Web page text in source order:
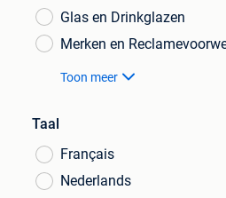
Glas en Drinkglazen
Merken en
Toon meer
Taal
Français
Nederlands